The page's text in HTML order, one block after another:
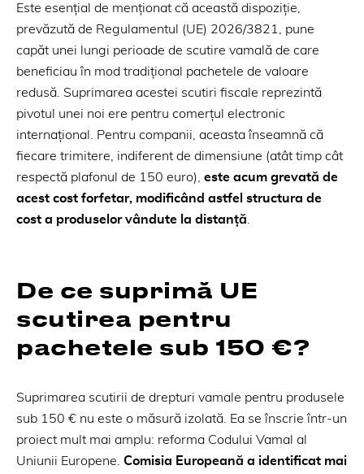
Este esențial de menționat că această dispoziție,
prevăzută de Regulamentul (UE) 2026/3821, pune
capăt unei lungi perioade de scutire vamală de care
beneficiau în mod tradițional pachetele de valoare
redusă. Suprimarea acestei scutiri fiscale reprezintă
pivotul unei noi ere pentru comerțul electronic
internațional. Pentru companii, aceasta înseamnă că
fiecare trimitere, indiferent de dimensiune (atât timp cât
respectă plafonul de 150 euro), este acum grevată de
acest cost forfetar, modificând astfel structura de
cost a produselor vândute la distanță
De ce suprimă UE
scutirea pentru
pachetele sub 150 €?
Suprimarea scutirii de drepturi vamale pentru produsele
sub 150 € nu este o măsură izolată. Ea se înscrie într-un
proiect mult mai amplu: reforma Codului Vamal al
Uniunii Europene. Comisia Europeană a identificat mai